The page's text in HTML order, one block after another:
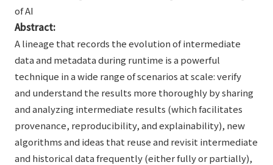
of AI
Abstract:
A lineage that records the evolution of intermediate
data and metadata during runtime is a powerful
technique in a wide range of scenarios at scale: verify
and understand the results more thoroughly by sharing
and analyzing intermediate results (which facilitates
provenance, reproducibility, and explainability), new
algorithms and ideas that reuse and revisit intermediate
and historical data frequently (either fully or partially),